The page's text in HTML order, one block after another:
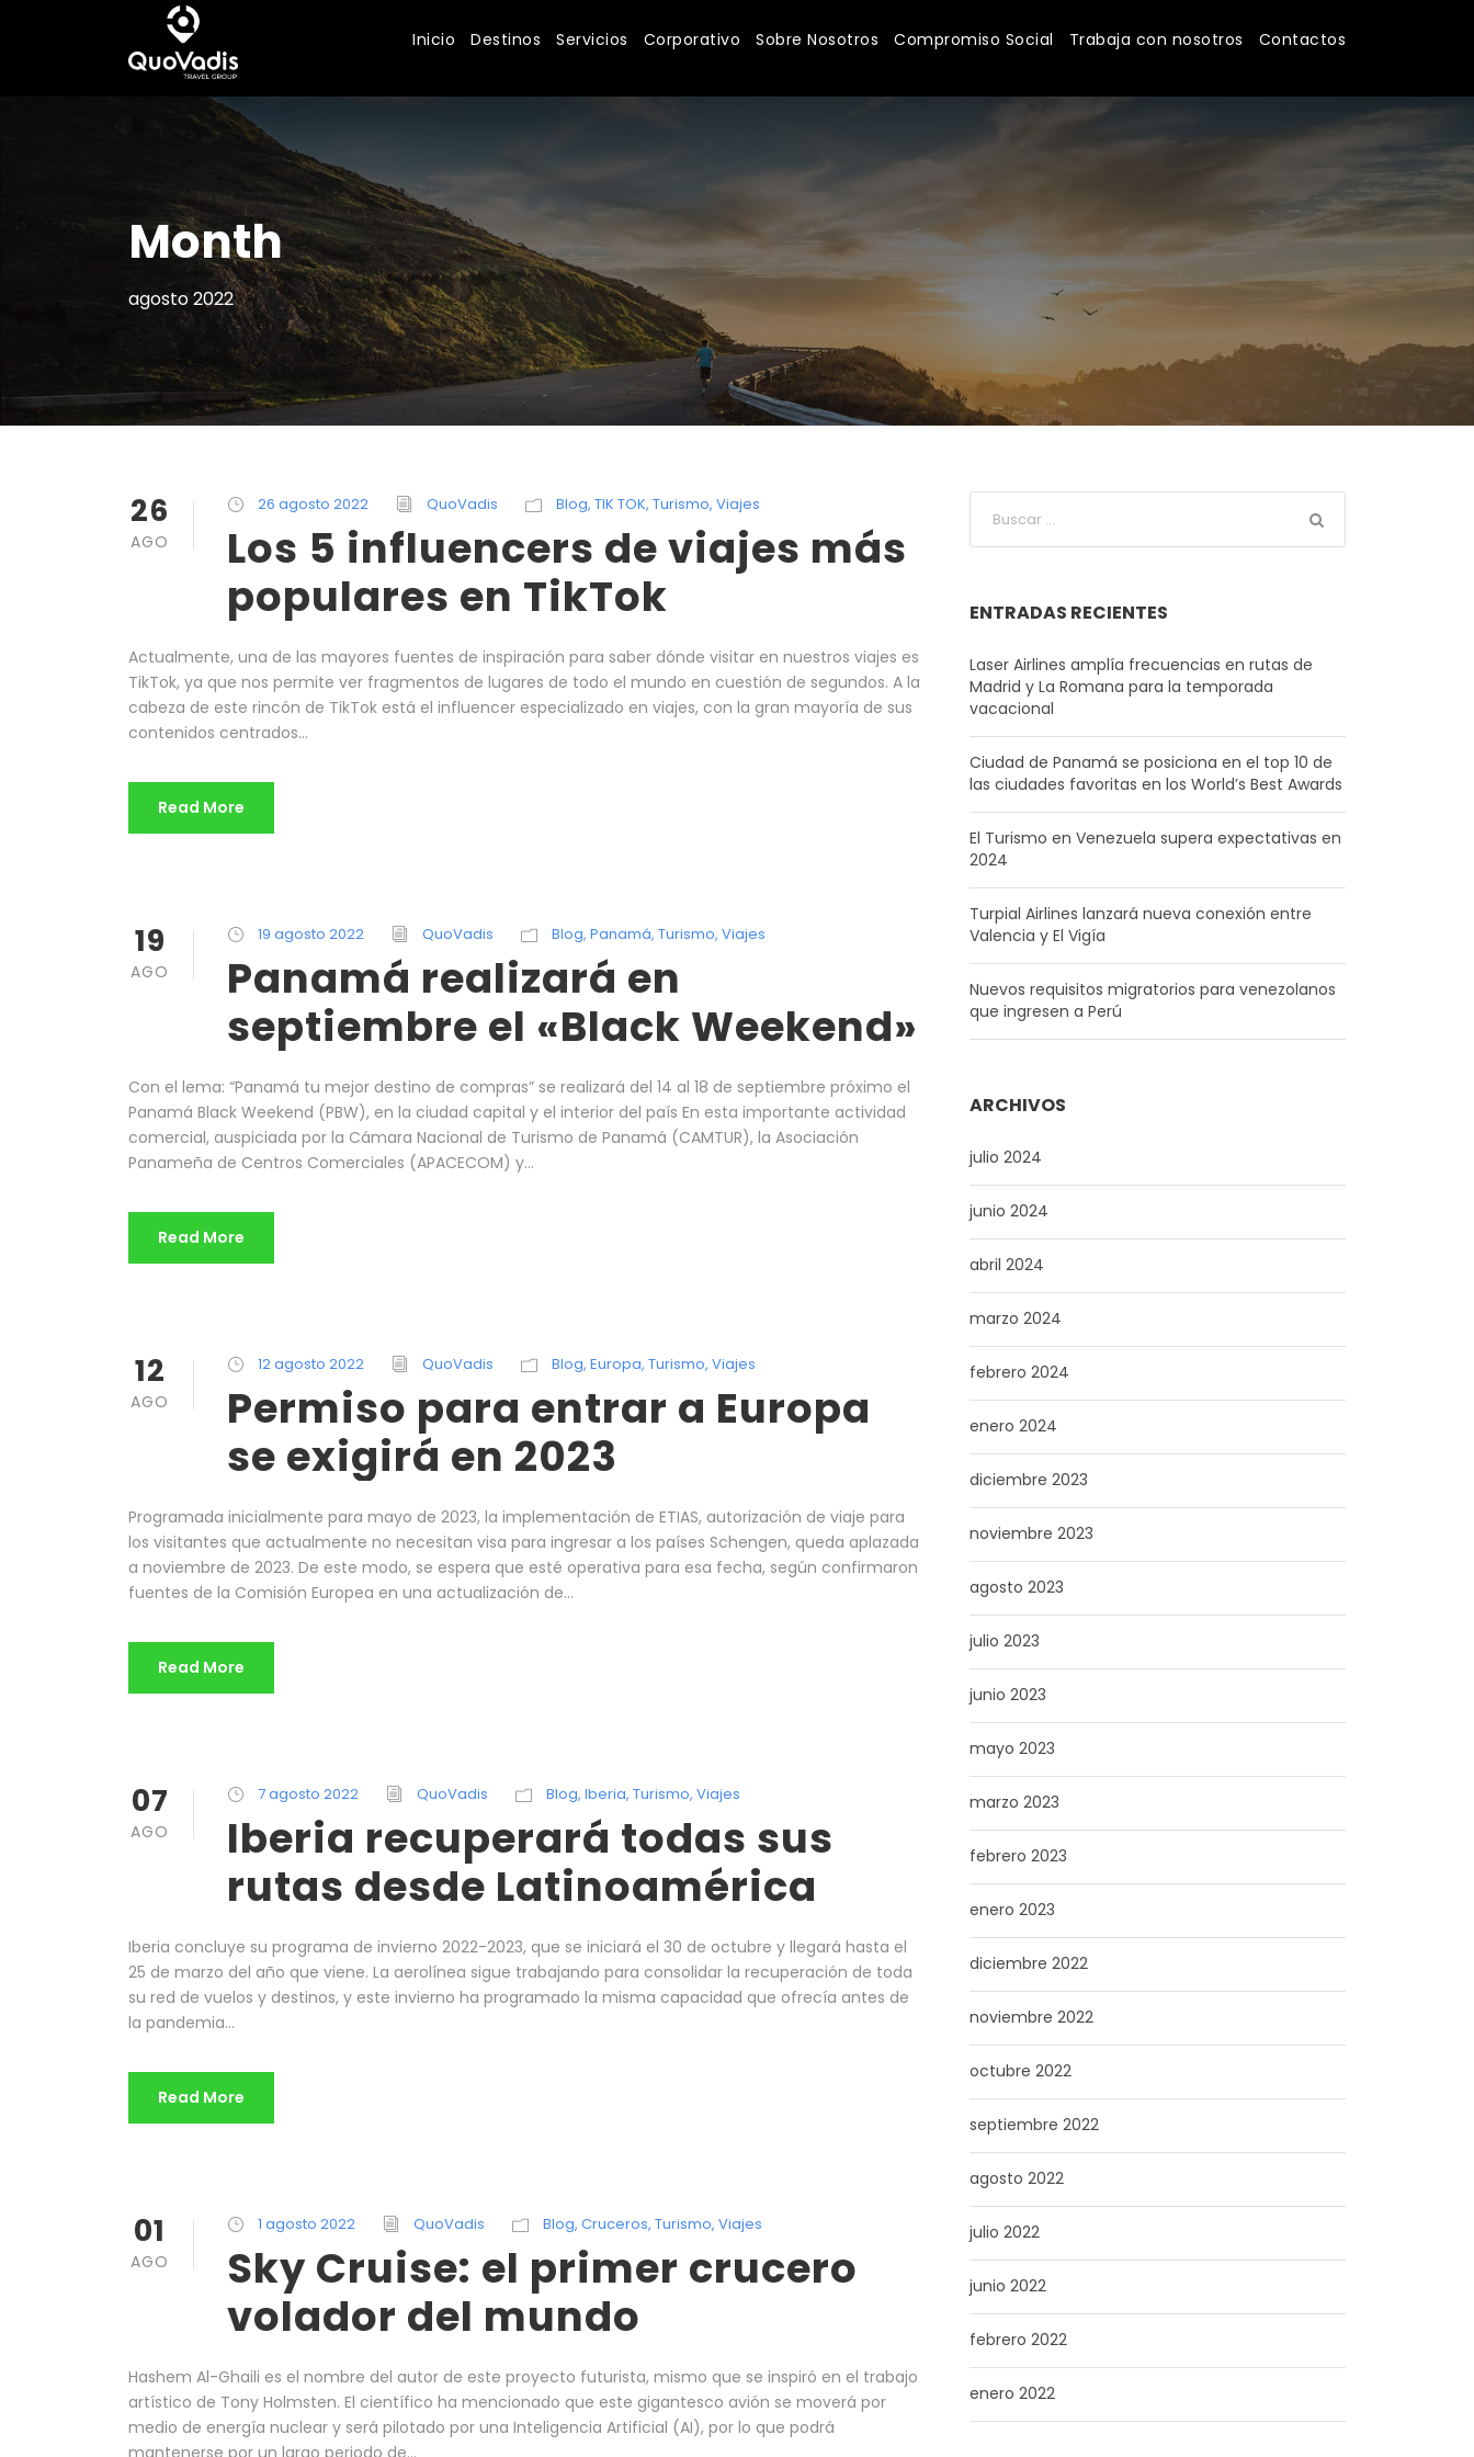
Inicio Destinos Servicios Corporativo Sobre Nosotros Compromiso Social Trabaja con nosotros Contactos
Month
agosto 2022
26
AGO
26 agosto 2022 QuoVadis Blog, TIK TOK, Turismo, Viajes
Los 5 influencers de viajes más
populares en TikTok
Actualmente, una de las mayores fuentes de inspiración para saber dónde visitar en nuestros viajes es
TikTok, ya que nos permite ver fragmentos de lugares de todo el mundo en cuestión de segundos. A la
cabeza de este rincón de TikTok está el influencer especializado en viajes, con la gran mayoría de sus
contenidos centrados...
Read More
19
AGO
19 agosto 2022 QuoVadis Blog, Panamá, Turismo, Viajes
Panamá realizará en
septiembre el «Black Weekend»
Con el lema: “Panamá tu mejor destino de compras” se realizará del 14 al 18 de septiembre próximo el
Panamá Black Weekend (PBW), en la ciudad capital y el interior del país En esta importante actividad
comercial, auspiciada por la Cámara Nacional de Turismo de Panamá (CAMTUR), la Asociación
Panameña de Centros Comerciales (APACECOM) y...
Read More
12
AGO
12 agosto 2022 QuoVadis Blog, Europa, Turismo, Viajes
Permiso para entrar a Europa
se exigirá en 2023
Programada inicialmente para mayo de 2023, la implementación de ETIAS, autorización de viaje para
los visitantes que actualmente no necesitan visa para ingresar a los países Schengen, queda aplazada
a noviembre de 2023. De este modo, se espera que esté operativa para esa fecha, según confirmaron
fuentes de la Comisión Europea en una actualización de...
Read More
07
AGO
7 agosto 2022 QuoVadis Blog, Iberia, Turismo, Viajes
Iberia recuperará todas sus
rutas desde Latinoamérica
Iberia concluye su programa de invierno 2022-2023, que se iniciará el 30 de octubre y llegará hasta el
25 de marzo del año que viene. La aerolínea sigue trabajando para consolidar la recuperación de toda
su red de vuelos y destinos, y este invierno ha programado la misma capacidad que ofrecía antes de
la pandemia...
Read More
01
AGO
1 agosto 2022 QuoVadis Blog, Cruceros, Turismo, Viajes
Sky Cruise: el primer crucero
volador del mundo
Hashem Al-Ghaili es el nombre del autor de este proyecto futurista, mismo que se inspiró en el trabajo
artístico de Tony Holmsten. El científico ha mencionado que este gigantesco avión se moverá por
medio de energía nuclear y será pilotado por una Inteligencia Artificial (AI), por lo que podrá
ENTRADAS RECIENTES
Laser Airlines amplía frecuencias en rutas de
Madrid y La Romana para la temporada
vacacional
Ciudad de Panamá se posiciona en el top 10 de
las ciudades favoritas en los World’s Best Awards
El Turismo en Venezuela supera expectativas en
2024
Turpial Airlines lanzará nueva conexión entre
Valencia y El Vigía
Nuevos requisitos migratorios para venezolanos
que ingresen a Perú
ARCHIVOS
julio 2024
junio 2024
abril 2024
marzo 2024
febrero 2024
enero 2024
diciembre 2023
noviembre 2023
agosto 2023
julio 2023
junio 2023
mayo 2023
marzo 2023
febrero 2023
enero 2023
diciembre 2022
noviembre 2022
octubre 2022
septiembre 2022
agosto 2022
julio 2022
junio 2022
febrero 2022
enero 2022